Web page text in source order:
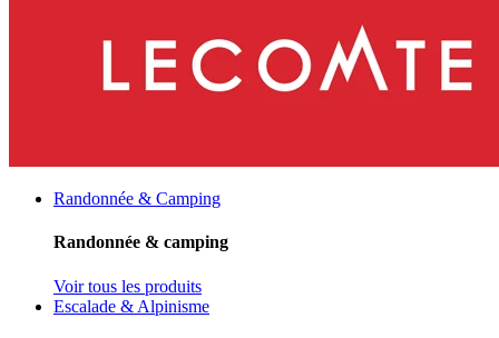
Randonnée & Camping
Randonnée & camping
Voir tous les produits
Escalade & Alpinisme